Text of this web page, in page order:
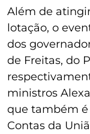
Além de
lotação, o
dos
de Freitas, do
ministros
que também
Contas da